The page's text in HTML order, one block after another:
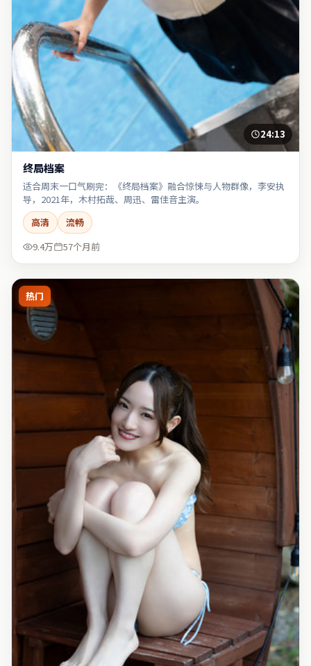
24:13
终局档案
适合周末一口气刷完：《终局档案》融合惊悚与人物群像，李安执
导，2021年，木村拓哉、周迅、雷佳音主演。
高清
流畅
9.4万
57个月前
热门